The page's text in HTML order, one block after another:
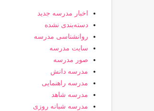
اخبار مدرسه جدید
دسته‌بندی نشده
روانشناسی مدرسه
سایت مدرسه
صور مدرسه
مدرسه دانش
مدرسه راهنمایی
مدرسه شاهد
مدرسه شبانه روزی